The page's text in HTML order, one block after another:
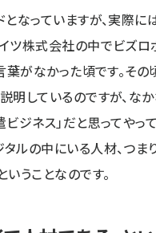
なっていますが、実際
イツ株式会社の中でビズ
葉がなかった頃です。そ
明しているのですが、な
ジネス」だと思ってやっ
ルの中にいる人材、つま
うことなのです。